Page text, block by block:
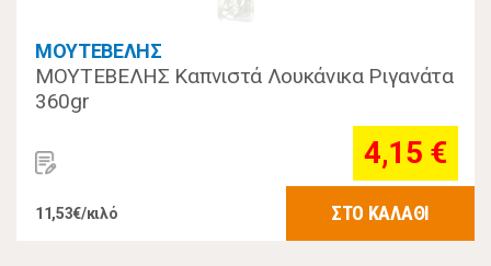
ΜΟΥΤΕΒΕΛΗΣ
ΜΟΥΤΕΒΕΛΗΣ Καπνιστά Λουκάνικα Ριγανάτα
360gr
4,15 €
11,53€/κιλό ΣΤΟ ΚΑΛΑΘΙ